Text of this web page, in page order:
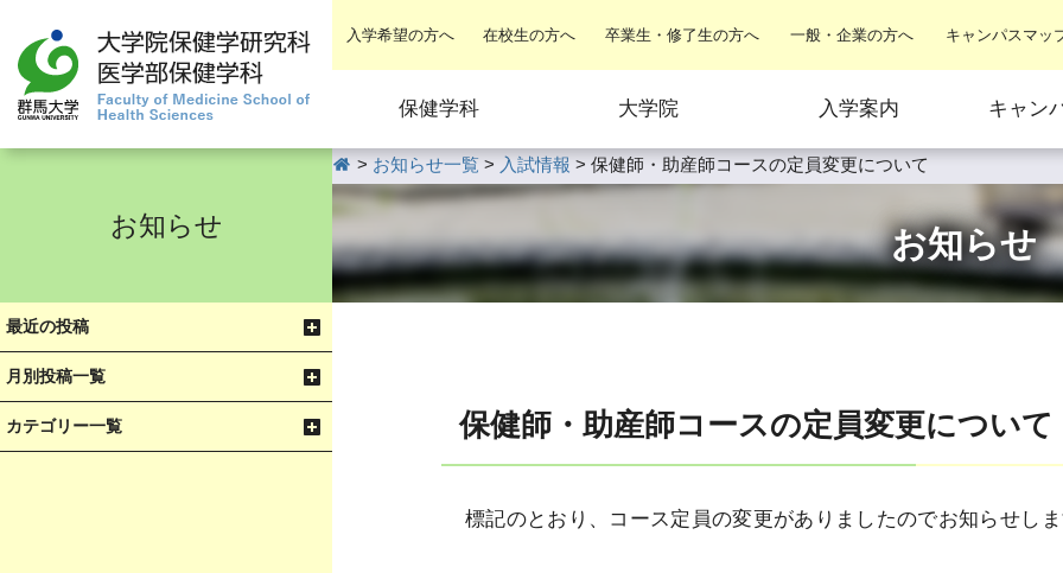
入学希望の方へ 在校生の方へ 卒業生・修了生の方へ 一般・企業の方へ キャンパスマッ
保健学科 大学院 入学案内 キャン
お知らせ
最近の投稿
月別投稿一覧
カテゴリー一覧
HOME
> お知らせ一覧 > 入試情報 > 保健師・助産師コースの定員変更について
お知らせ
保健師・助産師コースの定員変更について
標記のとおり、コース定員の変更がありましたのでお知らせし